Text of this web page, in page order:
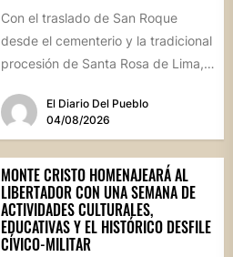
Con el traslado de San Roque
desde el cementerio y la tradicional
procesión de Santa Rosa de Lima,
El Diario Del Pueblo
04/08/2026
MONTE CRISTO HOMENAJEARÁ AL
LIBERTADOR CON UNA SEMANA DE
ACTIVIDADES CULTURALES,
EDUCATIVAS Y EL HISTÓRICO DESFILE
CÍVICO-MILITAR